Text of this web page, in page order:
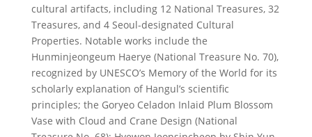
cultural artifacts, including 12 National Treasures, 32
Treasures, and 4 Seoul-designated Cultural
Properties. Notable works include the
Hunminjeongeum Haerye (National Treasure No. 70),
recognized by UNESCO’s Memory of the World for its
scholarly explanation of Hangul’s scientific
principles; the Goryeo Celadon Inlaid Plum Blossom
Vase with Cloud and Crane Design (National